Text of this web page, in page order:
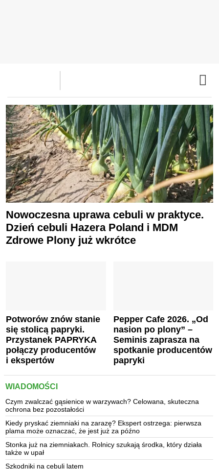
Nowoczesna uprawa cebuli w praktyce.
Dzień cebuli Hazera Poland i MDM
Zdrowe Plony już wkrótce
Potworów znów stanie
się stolicą papryki.
Przystanek PAPRYKA
połączy producentów
i ekspertów
Pepper Cafe 2026. „Od
nasion po plony” –
Seminis zaprasza na
spotkanie producentów
papryki
WIADOMOŚCI
Czym zwalczać gąsienice w warzywach? Celowana, skuteczna
ochrona bez pozostałości
Kiedy pryskać ziemniaki na zarazę? Ekspert ostrzega: pierwsza
plama może oznaczać, że jest już za późno
Stonka już na ziemniakach. Rolnicy szukają środka, który działa
także w upał
Szkodniki na cebuli latem